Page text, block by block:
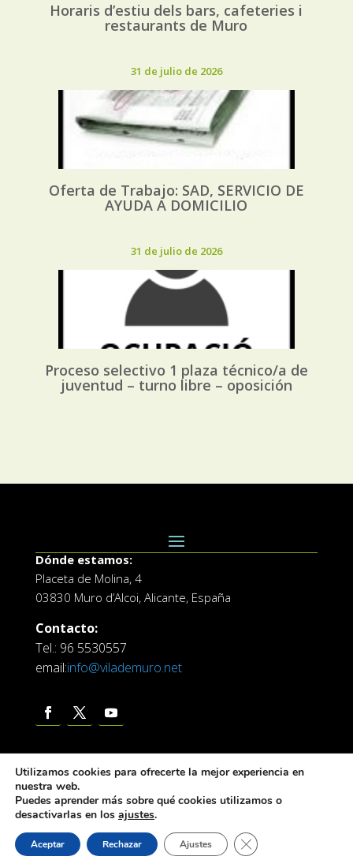
Horaris d’estiu dels bars, cafeteries i
restaurants de Muro
31 de julio de 2026
Oferta de Trabajo: SAD, SERVICIO DE
AYUDA A DOMICILIO
31 de julio de 2026
Proceso selectivo 1 plaza técnico/a de
juventud – turno libre – oposición
Dónde estamos:
Placeta de Molina, 4
03830 Muro d’Alcoi, Alicante, España
Contacto:
Tel.: 96 5530557
email:info@vilademuro.net
Web desarrollada por el Servicio de Informatica de
Diputación de Alicante
Utilizamos cookies para ofrecerte la mejor experiencia en
nuestra web.
Puedes aprender más sobre qué cookies utilizamos o
desactivarlas en los ajustes.
Aceptar Rechazar Ajustes Cerrar el banner de